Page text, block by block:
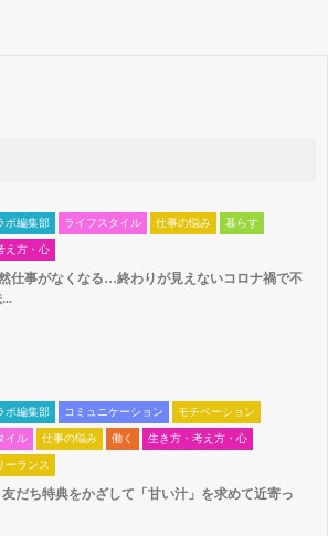
ボ編集部 ライフスタイル 仕事の悩み 暮らす
え方・心
仕事がなくなる…終わりが見えないコロナ禍で不
ボ編集部 コミュニケーション モチベーション
イル 仕事の悩み 働く 生き方・考え方・心
ーランス
だち特典をかざして「甘い汁」を求めて近寄っ